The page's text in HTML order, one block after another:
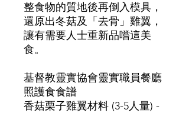
整食物的質地後再倒入模具，
還原出冬菇及「去骨」雞翼，
讓有需要人士重新品嚐這美
食。
基督教靈實協會靈實職員餐廳
照護食食譜
香菇栗子雞翼材料 (3-5人量) -